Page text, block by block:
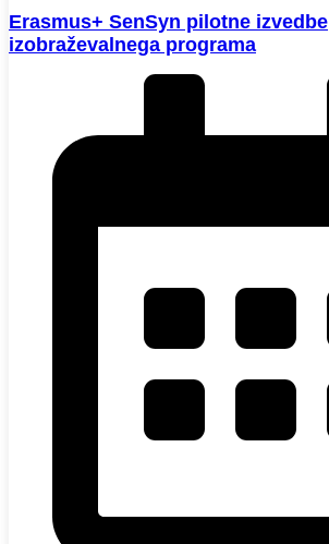
Erasmus+ SenSyn pilotne izvedbe
izobraževalnega programa